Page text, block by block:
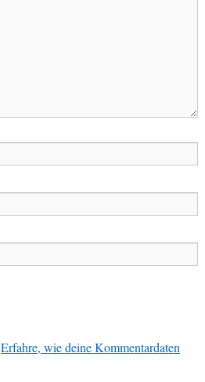
Erfahre, wie deine Kommentardaten